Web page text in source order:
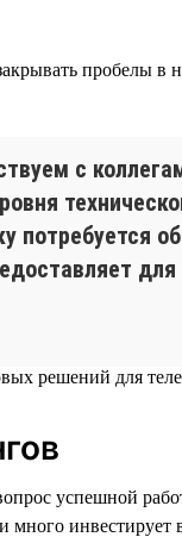
пробелы
с
успешной